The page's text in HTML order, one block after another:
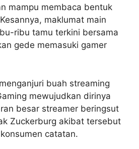
mampu membaca bentuk
maklumat main
ribu tamu terkini bersama
gede memasuki gamer
buah streaming
mewujudkan dirinya
besar streamer beringsut
Zuckerburg akibat tersebut
catatan.